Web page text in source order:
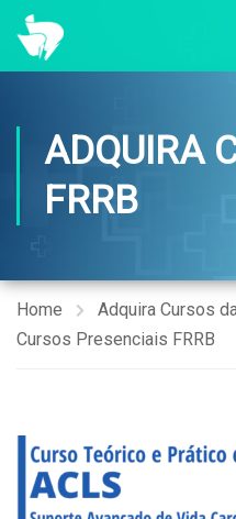
ADQUIRA
FRRB
Home
Adquira Cursos
Cursos Presenciais FRRB